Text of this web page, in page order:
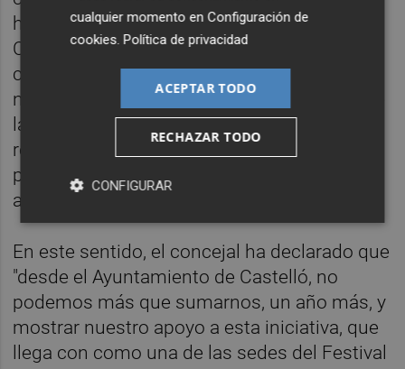
ha referido que "desde el Ayuntamiento de
Castelló estamos totalmente
comprometidos con la protección de
nuestro entorno, y de estas que son unas de
las mejores playas de España y el principal
recurso turístico, escaparate y carta de
presentación de nuestra ciudad para todas
aquellas personas que nos visitan".
En este sentido, el concejal ha declarado que
"desde el Ayuntamiento de Castelló, no
podemos más que sumarnos, un año más, y
mostrar nuestro apoyo a esta iniciativa, que
llega con como una de las sedes del Festival
cualquier momento enConfiguración de
cookies .Política de privacidad
ACEPTAR TODO
RECHAZAR TODO
CONFIGURAR